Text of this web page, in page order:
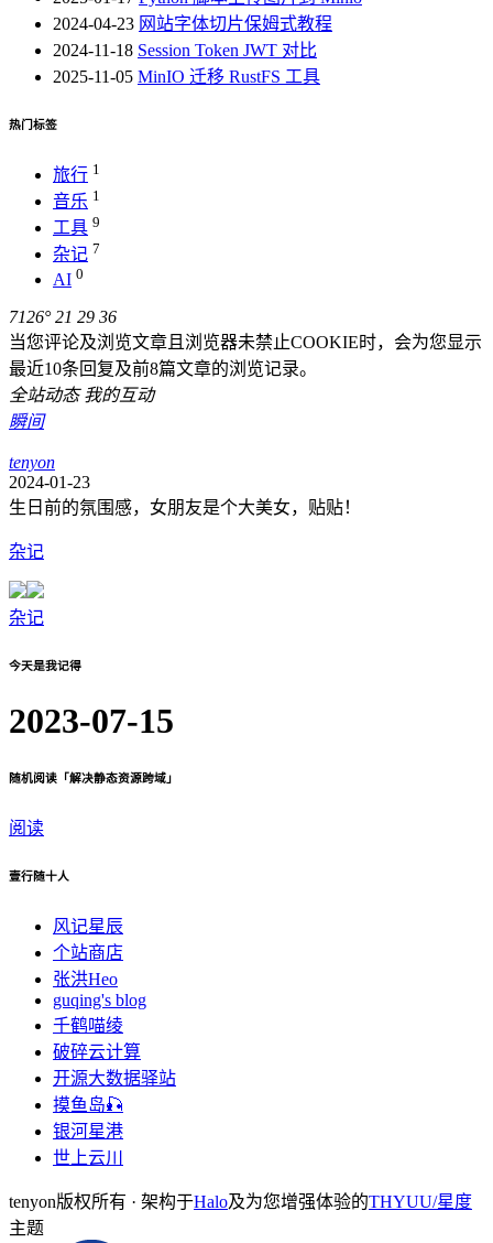
2024-04-23 网站字体切片保姆式教程
2024-11-18 Session Token JWT 对比
2025-11-05 MinIO 迁移 RustFS 工具
热门标签
旅行 1
音乐 1
工具 9
杂记 7
AI 0
7126° 21 29 36
当您评论及浏览文章且浏览器未禁止COOKIE时，会为您显示
最近10条回复及前8篇文章的浏览记录。
全站动态 我的互动
瞬间
tenyon
2024-01-23
生日前的氛围感，女朋友是个大美女，贴贴！
杂记
杂记
今天是我记得
2023-07-15
随机阅读「解决静态资源跨域」
阅读
壹行随十人
风记星辰
个站商店
张洪Heo
guqing's blog
千鹤喵绫
破碎云计算
开源大数据驿站
摸鱼岛🎣
银河星港
世上云川
tenyon版权所有 · 架构于Halo及为您增强体验的THYUU/星度
主题